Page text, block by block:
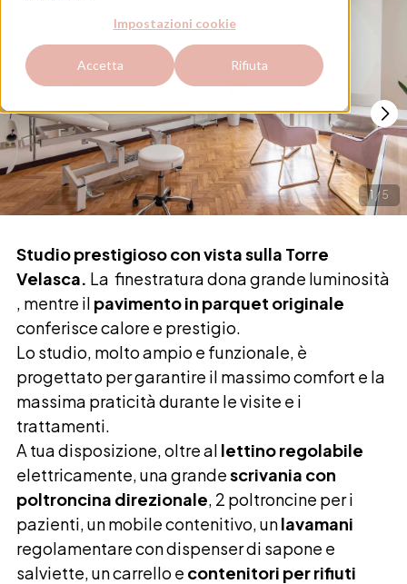
Impostazioni cookie
Accetta Rifiuta
1 / 5
Studio prestigioso con vista sulla Torre
Velasca. La finestratura dona grande luminosità
, mentre il pavimento in parquet originale
conferiscecalore e prestigio.
Lo studio, molto ampio e funzionale, è
progettato per garantire il massimo comfort e la
massima praticità durante le visite e i
trattamenti.
A tua disposizione, oltre al lettino regolabile
elettricamente, una grandescrivania con
poltroncina direzionale, 2 poltroncine per i
pazienti, un mobile contenitivo, unlavamani
regolamentare con dispenser di sapone e
salviette, un carrello e contenitori per rifiuti